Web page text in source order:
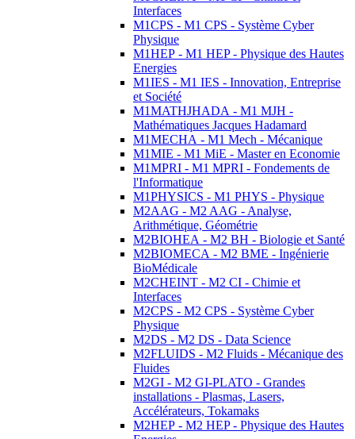
Interfaces
M1CPS - M1 CPS - Système Cyber
Physique
M1HEP - M1 HEP - Physique des Hautes
Energies
M1IES - M1 IES - Innovation, Entreprise
et Société
M1MATHJHADA - M1 MJH -
Mathématiques Jacques Hadamard
M1MECHA - M1 Mech - Mécanique
M1MIE - M1 MiE - Master en Economie
M1MPRI - M1 MPRI - Fondements de
l'Informatique
M1PHYSICS - M1 PHYS - Physique
M2AAG - M2 AAG - Analyse,
Arithmétique, Géométrie
M2BIOHEA - M2 BH - Biologie et Santé
M2BIOMECA - M2 BME - Ingénierie
BioMédicale
M2CHEINT - M2 CI - Chimie et
Interfaces
M2CPS - M2 CPS - Système Cyber
Physique
M2DS - M2 DS - Data Science
M2FLUIDS - M2 Fluids - Mécanique des
Fluides
M2GI - M2 GI-PLATO - Grandes
installations - Plasmas, Lasers,
Accélérateurs, Tokamaks
M2HEP - M2 HEP - Physique des Hautes